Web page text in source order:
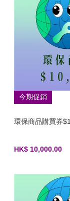
今期促銷
環保商品購買券
HK$ 10,000.00